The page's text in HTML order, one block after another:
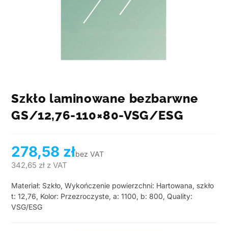
Szkło laminowane bezbarwne
GS/12,76-110×80-VSG/ESG
278,58 złbez VAT
342,65 zł z VAT
Materiał: Szkło, Wykończenie powierzchni: Hartowana, szkło
t: 12,76, Kolor: Przezroczyste, a: 1100, b: 800, Quality:
VSG/ESG